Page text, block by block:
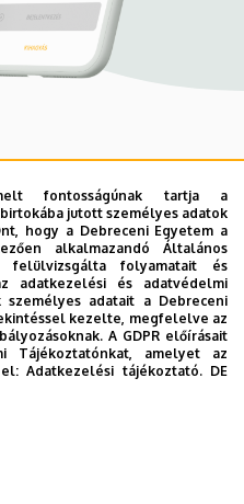
app
ajánljuk a Debreceni
hallgatói számára
célunk, hogy
mindennapokban, a
gyorsan elérhető
adjunk az egyetemi
kérdésekkel
hozzuk az Egyetem
sport életét.
fontosságúnak tartja a
jutott személyes adatok
hogy a Debreceni Egyetem a
alkalmazandó Általános
felülvizsgálta folyamatait és
adatkezelési és adatvédelmi
adatait a Debreceni
kezelte, megfelelve az
A GDPR előírásait
Tájékoztatónkat, amelyet az
el:Adatkezelési tájékoztató. DE